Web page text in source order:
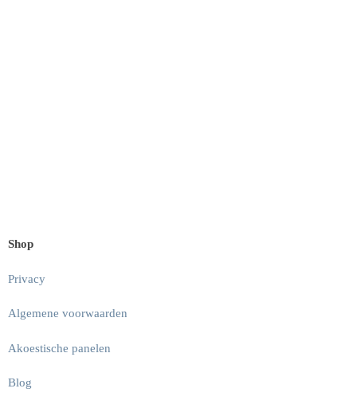
Shop
Privacy
Algemene voorwaarden
Akoestische panelen
Blog